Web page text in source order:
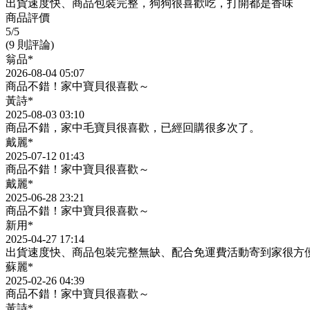
出貨速度快、商品包裝完整，狗狗很喜歡吃，打開都是香味
商品評價
5/5
(9 則評論)
翁品*
2026-08-04 05:07
商品不錯！家中寶貝很喜歡～
黃詩*
2025-08-03 03:10
商品不錯，家中毛寶貝很喜歡，已經回購很多次了。
戴麗*
2025-07-12 01:43
商品不錯！家中寶貝很喜歡～
戴麗*
2025-06-28 23:21
商品不錯！家中寶貝很喜歡～
新用*
2025-04-27 17:14
出貨速度快、商品包裝完整無缺、配合免運費活動寄到家很方
蘇麗*
2025-02-26 04:39
商品不錯！家中寶貝很喜歡～